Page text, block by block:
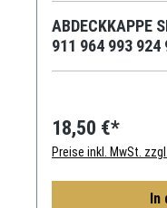
ABDECKKAPPE
911 964 993 924
18,50 €*
Preise inkl. MwSt.
In